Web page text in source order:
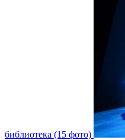
библиотека (15 фото)